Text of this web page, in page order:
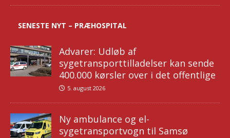
SENESTE NYT – PRÆHOSPITAL
Advarer: Udløb af
sygetransporttilladelser kan sende
400.000 kørsler over i det offentlige
5. august 2026
Ny ambulance og el-
sygetransportvogn til Samsø